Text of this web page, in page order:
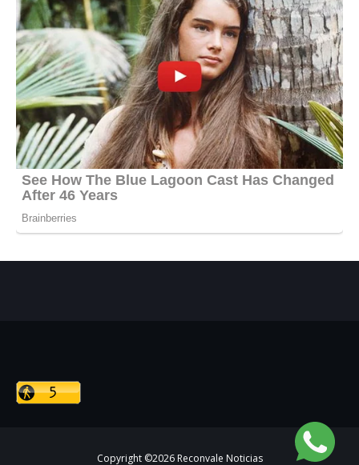
Copyright ©2026 Reconvale Noticias